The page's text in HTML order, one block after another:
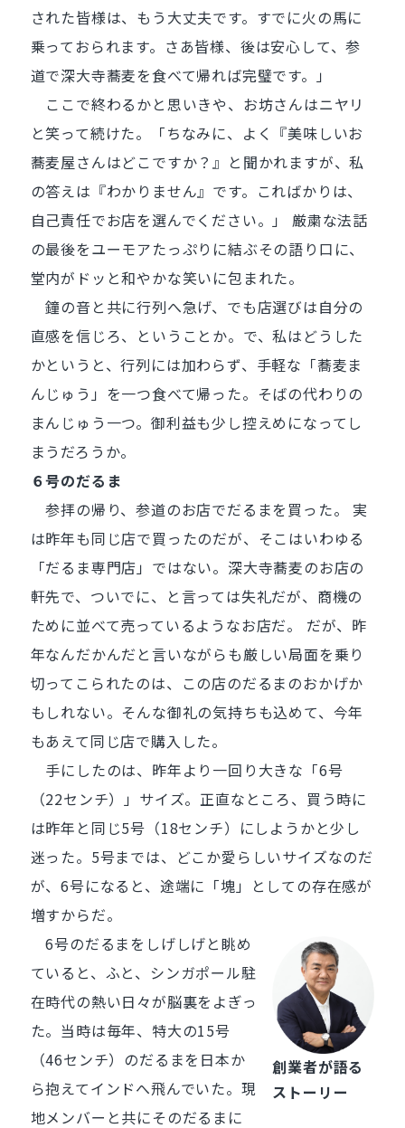
された皆様は、もう大丈夫です。すでに火の馬に
乗っておられます。さあ皆様、後は安心して、参
道で深大寺蕎麦を食べて帰れば完璧です。」
ここで終わるかと思いきや、お坊さんはニヤリ
と笑って続けた。「ちなみに、よく『美味しいお
蕎麦屋さんはどこですか？』と聞かれますが、私
の答えは『わかりません』です。こればかりは、
自己責任でお店を選んでください。」 厳粛な法話
の最後をユーモアたっぷりに結ぶその語り口に、
堂内がドッと和やかな笑いに包まれた。
鐘の音と共に行列へ急げ、でも店選びは自分の
直感を信じろ、ということか。で、私はどうした
かというと、行列には加わらず、手軽な「蕎麦ま
んじゅう」を一つ食べて帰った。そばの代わりの
まんじゅう一つ。御利益も少し控えめになってし
まうだろうか。
６号のだるま
参拝の帰り、参道のお店でだるまを買った。 実
は昨年も同じ店で買ったのだが、そこはいわゆる
「だるま専門店」ではない。深大寺蕎麦のお店の
軒先で、ついでに、と言っては失礼だが、商機の
ために並べて売っているようなお店だ。 だが、昨
年なんだかんだと言いながらも厳しい局面を乗り
切ってこられたのは、この店のだるまのおかげか
もしれない。そんな御礼の気持ちも込めて、今年
もあえて同じ店で購入した。
手にしたのは、昨年より一回り大きな「6号
（22センチ）」サイズ。正直なところ、買う時に
は昨年と同じ5号（18センチ）にしようかと少し
迷った。5号までは、どこか愛らしいサイズなのだ
が、6号になると、途端に「塊」としての存在感が
増すからだ。
創業者が語る
ストーリー
6号のだるまをしげしげと眺め
ていると、ふと、シンガポール駐
在時代の熱い日々が脳裏をよぎっ
た。当時は毎年、特大の15号
（46センチ）のだるまを日本か
ら抱えてインドへ飛んでいた。現
地メンバーと共にそのだるまに